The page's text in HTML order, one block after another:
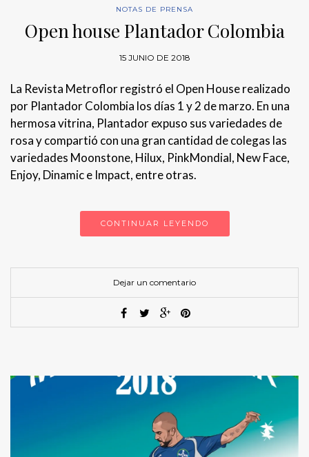
NOTAS DE PRENSA
Open house Plantador Colombia
15 JUNIO DE 2018
La Revista Metroflor registró el Open House realizado
por Plantador Colombia los días 1 y 2 de marzo. En una
hermosa vitrina, Plantador expuso sus variedades de
rosa y compartió con una gran cantidad de colegas las
variedades Moonstone, Hilux, PinkMondial, New Face,
Enjoy, Dinamic e Impact, entre otras.
CONTINUAR LEYENDO
Dejar un comentario